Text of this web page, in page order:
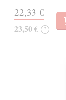
22,33 €
23,50 € ?